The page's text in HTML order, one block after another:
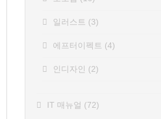
일러스트 (3)
에프터이펙트 (4)
인디자인 (2)
IT 매뉴얼 (72)